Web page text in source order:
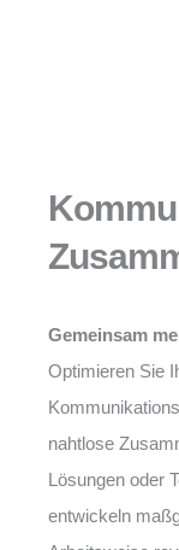
Gemeinsam
Optimieren Sie
nahtlose
Lösungen oder
entwickeln